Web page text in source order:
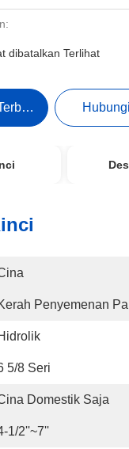
dibatalkan Terlihat
Penyemenan
5/8 Seri
Domestik Saja
1/2''~7''